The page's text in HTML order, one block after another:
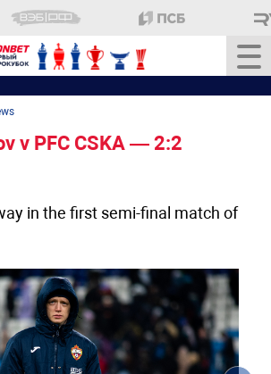
v PFC CSKA — 2:2
in the first semi-final match of